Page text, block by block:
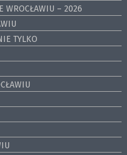
WROCŁAWIU – 2026
TYLKO